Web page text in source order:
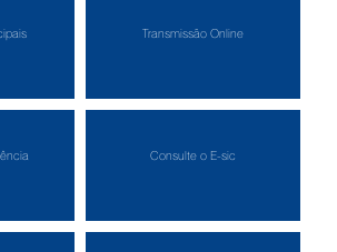
Transmissão Online
Consulte o E-sic